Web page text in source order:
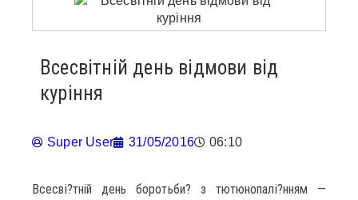
Всесвітній день відмови від
куріння
Super User 31/05/2016 06:10
Всесві?тній день боротьби? з тютюнопалі?нням —